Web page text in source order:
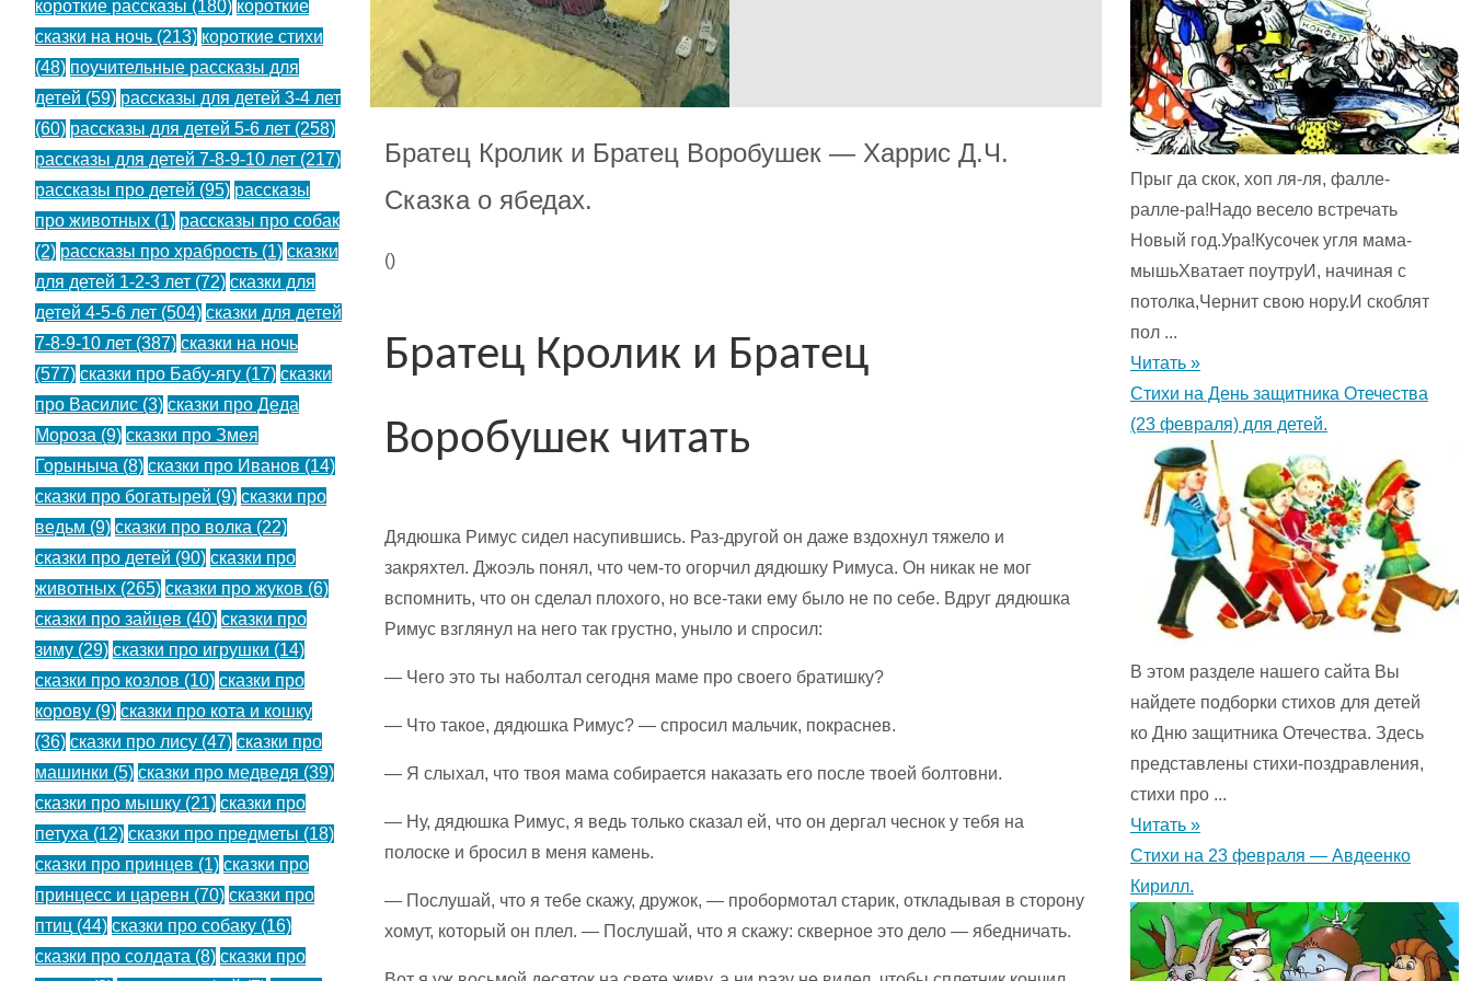
Братец Кролик и Братец Воробушек — Харрис Д.Ч.
Сказка о ябедах.
()
Братец Кролик и Братец
Воробушек читать
Дядюшка Римус сидел насупившись. Раз-другой он даже вздохнул тяжело и
закряхтел. Джоэль понял, что чем-то огорчил дядюшку Римуса. Он никак не мог
вспомнить, что он сделал плохого, но все-таки ему было не по себе. Вдруг дядюшка
Римус взглянул на него так грустно, уныло и спросил:
— Чего это ты наболтал сегодня маме про своего братишку?
— Что такое, дядюшка Римус? — спросил мальчик, покраснев.
— Я слыхал, что твоя мама собирается наказать его после твоей болтовни.
— Ну, дядюшка Римус, я ведь только сказал ей, что он дергал чеснок у тебя на
полоске и бросил в меня камень.
— Послушай, что я тебе скажу, дружок, — пробормотал старик, откладывая в сторону
хомут, который он плел. — Послушай, что я скажу: скверное это дело — ябедничать.
короткие рассказы (180) короткие
сказки на ночь (213) короткие стихи
(48) поучительные рассказы для
детей (59) рассказы для детей 3-4 лет
(60) рассказы для детей 5-6 лет (258)
рассказы для детей 7-8-9-10 лет (217)
рассказы про детей (95) рассказы
про животных (1) рассказы про собак
(2) рассказы про храбрость (1) сказки
для детей 1-2-3 лет (72) сказки для
детей 4-5-6 лет (504) сказки для детей
7-8-9-10 лет (387) сказки на ночь
(577) сказки про Бабу-ягу (17) сказки
про Василис (3) сказки про Деда
Мороза (9) сказки про Змея
Горыныча (8) сказки про Иванов (14)
сказки про богатырей (9) сказки про
ведьм (9) сказки про волка (22)
сказки про детей (90) сказки про
животных (265) сказки про жуков (6)
сказки про зайцев (40) сказки про
зиму (29) сказки про игрушки (14)
сказки про козлов (10) сказки про
корову (9) сказки про кота и кошку
(36) сказки про лису (47) сказки про
машинки (5) сказки про медведя (39)
сказки про мышку (21) сказки про
петуха (12) сказки про предметы (18)
сказки про принцев (1) сказки про
принцесс и царевн (70) сказки про
птиц (44) сказки про собаку (16)
сказки про солдата (8) сказки про
Прыг да скок, хоп ля-ля, фалле-
ралле-ра!Надо весело встречать
Новый год.Ура!Кусочек угля мама-
мышьХватает поутруИ, начиная с
потолка,Чернит свою нору.И скоблят
пол ...
Читать »
Стихи на День защитника Отечества
(23 февраля) для детей.
В этом разделе нашего сайта Вы
найдете подборки стихов для детей
ко Дню защитника Отечества. Здесь
представлены стихи-поздравления,
стихи про ...
Читать »
Стихи на 23 февраля — Авдеенко
Кирилл.